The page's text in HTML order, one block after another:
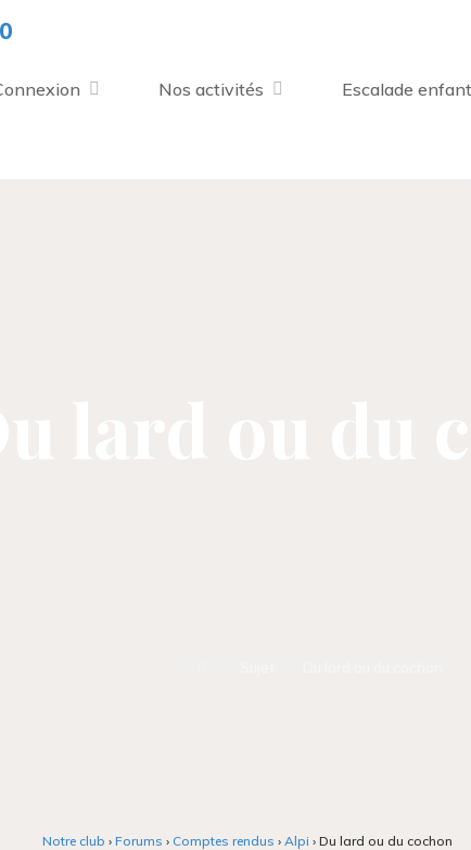
Nos activités Escalade enfant
Notre club › Forums › Comptes rendus › Alpi › Du lard ou du cochon